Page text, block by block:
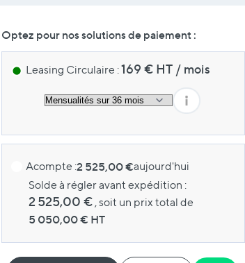
Optez pour nos solutions de paiement :
Leasing Circulaire :169 € HT / mois
Acompte :2 525,00 €aujourd'hui
Solde à régler avant expédition :
2 525,00 €, soit un prix total de
5 050,00€ HT